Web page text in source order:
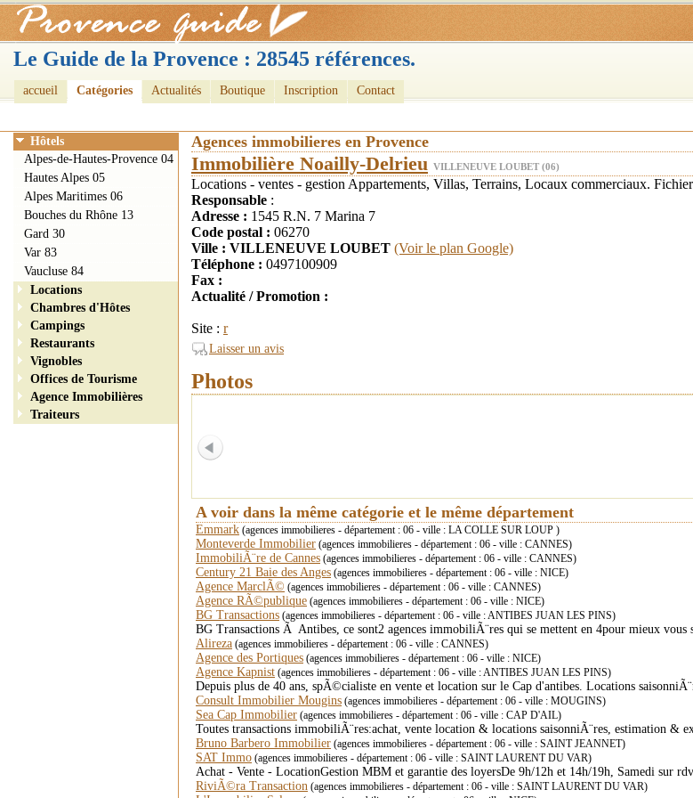
Le Guide de la Provence : 28545 références.
accueil Catégories Actualités Boutique Inscription Contact
Agences immobilieres en Provence
Immobilière Noailly-Delrieu VILLENEUVE LOUBET (06)
Locations - ventes - gestion Appartements, Villas, Terrains, Locaux commerciaux.
Responsable :
Adresse : 1545 R.N. 7 Marina 7
Code postal : 06270
Ville : VILLENEUVE LOUBET (Voir le plan Google)
Téléphone : 0497100909
Fax :
Actualité / Promotion :
Site : r
Laisser un avis
Photos
A voir dans la même catégorie et le même département
Emmark (agences immobilieres - département : 06 - ville : LA COLLE SUR LOUP )
Monteverde Immobilier (agences immobilieres - département : 06 - ville : CANNES)
ImmobiliÃ¨re de Cannes (agences immobilieres - département : 06 - ville : CANNES)
Century 21 Baie des Anges (agences immobilieres - département : 06 - ville : NICE)
Agence MarclÃ© (agences immobilieres - département : 06 - ville : CANNES)
Agence RÃ©publique (agences immobilieres - département : 06 - ville : NICE)
BG Transactions (agences immobilieres - département : 06 - ville : ANTIBES JUAN LES PINS)
BG Transactions Ã Antibes, ce sont2 agences immobiliÃ¨res qui se mettent en 4pour mieux vous
Alireza (agences immobilieres - département : 06 - ville : CANNES)
Agence des Portiques (agences immobilieres - département : 06 - ville : NICE)
Agence Kapnist (agences immobilieres - département : 06 - ville : ANTIBES JUAN LES PINS)
Depuis plus de 40 ans, spÃ©cialiste en vente et location sur le Cap d'antibes. Locations
Consult Immobilier Mougins (agences immobilieres - département : 06 - ville : MOUGINS)
Sea Cap Immobilier (agences immobilieres - département : 06 - ville : CAP D'AIL)
Toutes transactions immobiliÃ¨res:achat, vente location & locations saisonniÃ¨res, estimation &
Bruno Barbero Immobilier (agences immobilieres - département : 06 - ville : SAINT JEANNET)
SAT Immo (agences immobilieres - département : 06 - ville : SAINT LAURENT DU VAR)
Achat - Vente - LocationGestion MBM et garantie des loyersDe 9h/12h et 14h/19h, Samedi sur rdv
RiviÃ©ra Transaction (agences immobilieres - département : 06 - ville : SAINT LAURENT DU VAR)
Hôtels
Alpes-de-Hautes-Provence 04
Hautes Alpes 05
Alpes Maritimes 06
Bouches du Rhône 13
Gard 30
Var 83
Vaucluse 84
Locations
Chambres d'Hôtes
Campings
Restaurants
Vignobles
Offices de Tourisme
Agence Immobilières
Traiteurs